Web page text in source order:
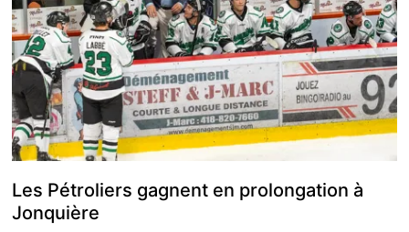
Les Pétroliers gagnent en prolongation à
Jonquière